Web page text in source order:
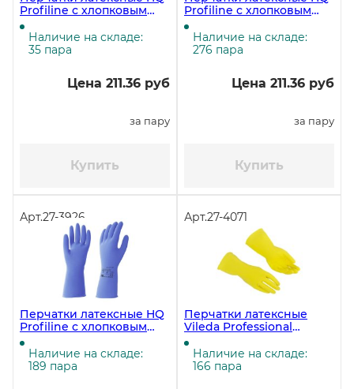
Profiline с хлопковым
напылением, красные,
XL (9,5-10) *50 (ЧЗ)
Наличие на складе:
35 пара
Цена 211.36 руб
за пару
Купить
Profiline с хлопковым
напылением, размер L
(8,5-9), синие (ЧЗ)
Наличие на складе:
276 пара
Цена 211.36 руб
за пару
Купить
Арт.27-3926
Перчатки латексные HQ
Profiline с хлопковым
напылением, размер M
(7,5-8), синие
Наличие на складе:
189 пара
Арт.27-4071
Перчатки латексные
Vileda Professional
Многоцелевые, размер
L, жёлтые ЧЗ
Наличие на складе:
166 пара